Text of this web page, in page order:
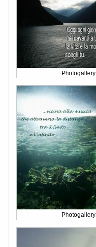
Photogallery
Photogallery